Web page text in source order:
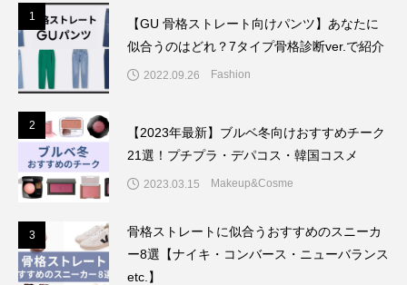
1
【GU 骨格ストレート向けパンツ】あなたに
似合うのはどれ？7タイプ骨格診断ver.で紹介
2022.09.26 Fashion
2
【2023年最新】ブルベ冬向けおすすめチーク
21選！プチプラ・デパコス・韓国コスメ
2023.03.15 Makeup&Cosme
3
骨格ストレートに似合うおすすめのスニーカ
ー8選【ナイキ・コンバース・ニューバランス
etc.】